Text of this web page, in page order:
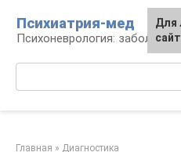
контенту
Психиатрия-мед
Психоневрология:
Главная » Диагностика
Для